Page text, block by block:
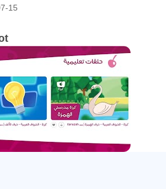
Può anche salvare tuo figlio
da quei canali YouTube che
sotto le spoglie dei canali dei
a YouTube. È abbastanza
la velocità con cui i bambini
programmi e canali preferiti.
questo potente appello di
quindi offre loro gli affascinanti
15